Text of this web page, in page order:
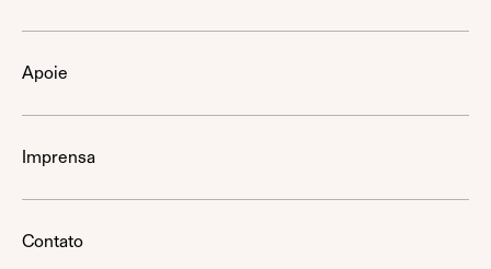
Apoie
Imprensa
Contato